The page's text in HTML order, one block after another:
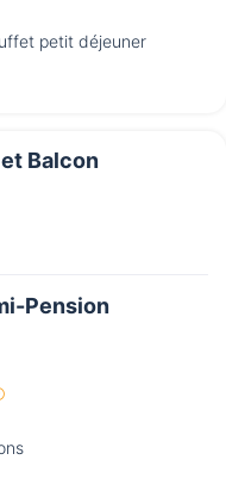
petit déjeuner
Balcon
Pension